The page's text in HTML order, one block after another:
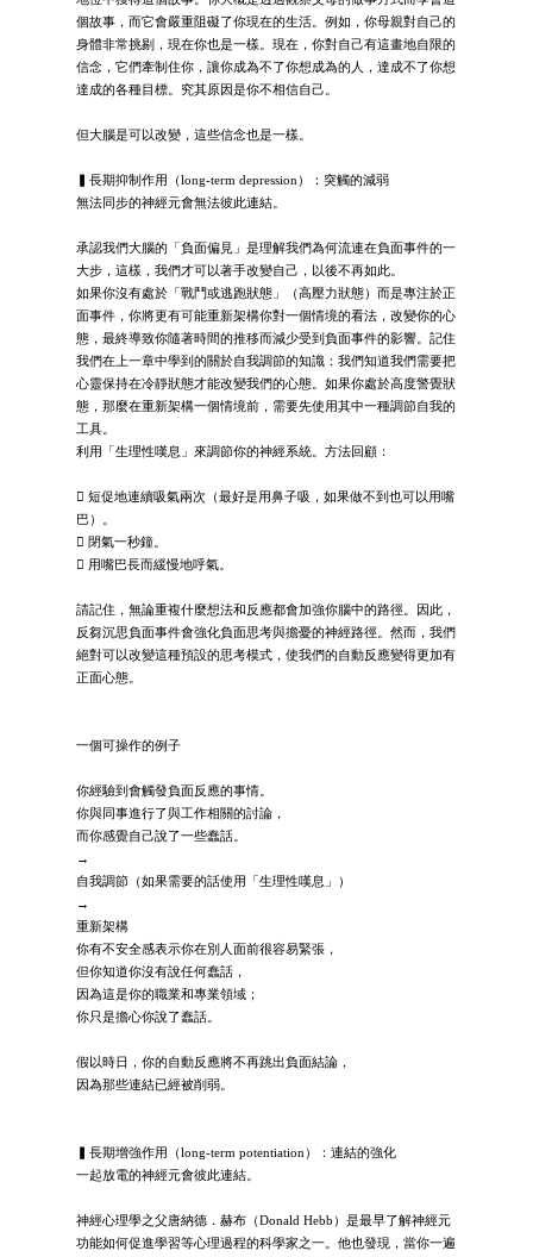
個故事，而它會嚴重阻礙了你現在的生活。例如，你母親對自己的
身體非常挑剔，現在你也是一樣。現在，你對自己有這畫地自限的
信念，它們牽制住你，讓你成為不了你想成為的人，達成不了你想
達成的各種目標。究其原因是你不相信自己。
但大腦是可以改變，這些信念也是一樣。
▍長期抑制作用（long-term depression）：突觸的減弱
無法同步的神經元會無法彼此連結。
承認我們大腦的「負面偏見」是理解我們為何流連在負面事件的一
大步，這樣，我們才可以著手改變自己，以後不再如此。
如果你沒有處於「戰鬥或逃跑狀態」（高壓力狀態）而是專注於正
面事件，你將更有可能重新架構你對一個情境的看法，改變你的心
態，最終導致你隨著時間的推移而減少受到負面事件的影響。記住
我們在上一章中學到的關於自我調節的知識：我們知道我們需要把
心靈保持在冷靜狀態才能改變我們的心態。如果你處於高度警覺狀
態，那麼在重新架構一個情境前，需要先使用其中一種調節自我的
工具。
利用「生理性嘆息」來調節你的神經系統。方法回顧：
 短促地連續吸氣兩次（最好是用鼻子吸，如果做不到也可以用嘴
巴）。
 閉氣一秒鐘。
 用嘴巴長而緩慢地呼氣。
請記住，無論重複什麼想法和反應都會加強你腦中的路徑。因此，
反芻沉思負面事件會強化負面思考與擔憂的神經路徑。然而，我們
絕對可以改變這種預設的思考模式，使我們的自動反應變得更加有
正面心態。
一個可操作的例子
你經驗到會觸發負面反應的事情。
你與同事進行了與工作相關的討論，
而你感覺自己說了一些蠢話。
→
自我調節（如果需要的話使用「生理性嘆息」）
→
重新架構
你有不安全感表示你在別人面前很容易緊張，
但你知道你沒有說任何蠢話，
因為這是你的職業和專業領域；
你只是擔心你說了蠢話。
假以時日，你的自動反應將不再跳出負面結論，
因為那些連結已經被削弱。
▍長期增強作用（long-term potentiation）：連結的強化
一起放電的神經元會彼此連結。
神經心理學之父唐納德．赫布（Donald Hebb）是最早了解神經元
功能如何促進學習等心理過程的科學家之一。他也發現，當你一遍